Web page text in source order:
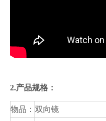
2.产品规格：
物品： 双向镜